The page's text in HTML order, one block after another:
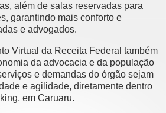
além de salas reservadas para
garantindo mais conforto e
e advogados.
Virtual da Receita Federal também
da advocacia e da população
e demandas do órgão sejam
e agilidade, diretamente dentro
em Caruaru.